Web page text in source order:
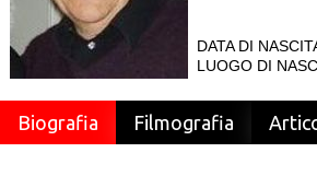
DATA DI
LUOGO DI
Biografia Filmografia